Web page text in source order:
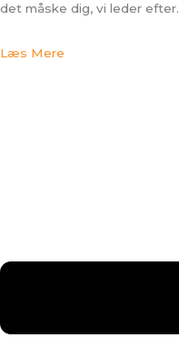
det måske dig, vi leder efter.
Læs Mere